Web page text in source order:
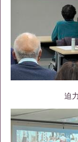
迫